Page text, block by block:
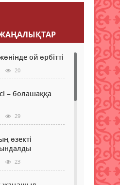
ЖАҢАЛЫҚТАР
ой өрбітті
20
– болашаққа
29
өзекті
23